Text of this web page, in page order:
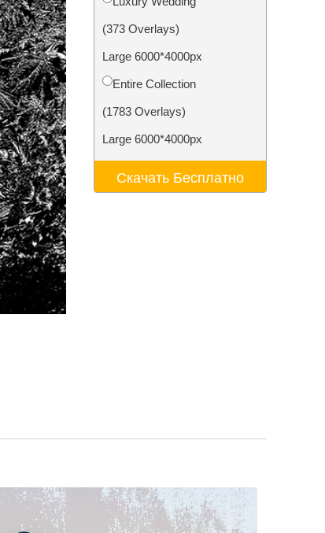
Video Editing Services
(373 Overlays)
Large 6000*4000px
Entire Collection
(1783 Overlays)
Large 6000*4000px
Скачать Бесплатно